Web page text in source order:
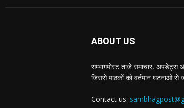
ABOUT US
सम्भागपोस्ट ताजे समाचार, अपडेट्स
जिससे पाठकों को वर्तमान घटनाओं से
Contact us: